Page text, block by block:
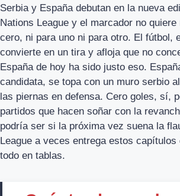
Serbia y España debutan en la nueva
Nations League y el marcador no
cero, ni para uno ni para otro. El fútbol,
convierte en un tira y afloja que no
España de hoy ha sido justo eso.
candidata, se topa con un muro serbio
las piernas en defensa. Cero goles, sí,
partidos que hacen soñar con la
podría ser si la próxima vez suena la
League a veces entrega estos
todo en tablas.